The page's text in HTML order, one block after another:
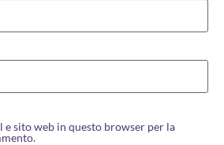
e sito web in questo browser per la